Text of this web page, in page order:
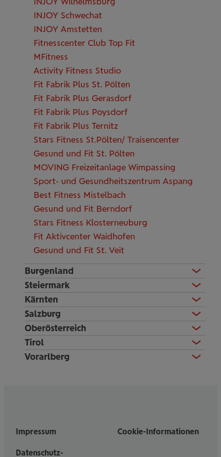
INJOY Schwechat
INJOY Amstetten
Fitnesscenter Club Top Fit
MFitness
Activity Fitness Studio
Fit Fabrik Plus St. Pölten
Fit Fabrik Plus Gerasdorf
Fit Fabrik Plus Poysdorf
Fit Fabrik Plus Ternitz
Stars Fitness St.Pölten/ Traisencenter
Gesund und Fit St. Pölten
MOVING Freizeitanlage Wimpassing
Sport- und Gesundheitszentrum Aspang
Best Fitness Mistelbach
Gesund und Fit Berndorf
Stars Fitness Klosterneuburg
Fit Aktivcenter Waidhofen
Gesund und Fit St. Veit
Burgenland
Steiermark
Kärnten
Salzburg
Oberösterreich
Tirol
Vorarlberg
Impressum
Datenschutz-
Cookie-Informationen